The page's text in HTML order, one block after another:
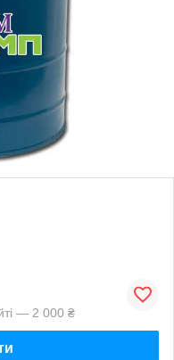
— 2 000 ₴